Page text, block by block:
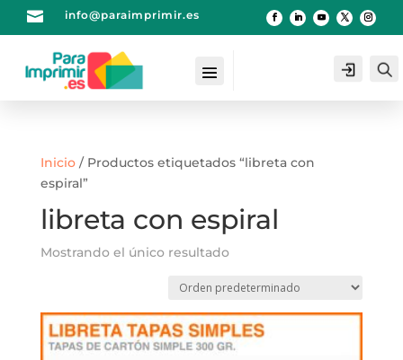
 info@paraimprimir.es
Login
Inicio/ Productos etiquetados “libreta con
espiral”
libreta con espiral
Mostrando el único resultado